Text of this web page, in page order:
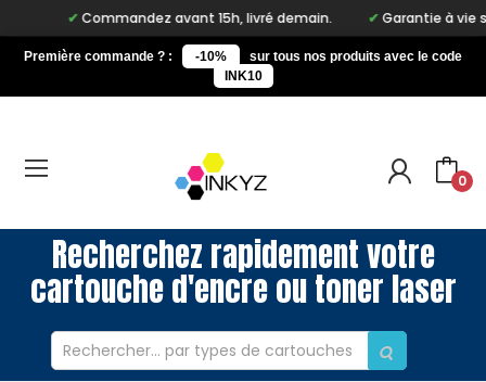
Commandez avant 15h, livré demain. Garantie à vie sur
Première commande ? : -10%
sur tous nos produits avec le code
INK10
0
Recherchez rapidement votre
cartouche d'encre ou toner laser